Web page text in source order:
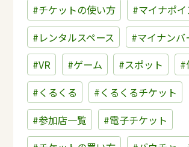
#チケットの使い方
#マイナポイ
#レンタルスペース
#マイナンバ
#VR
#ゲーム #スポット
#
#くるくる
#くるくるチケット
#参加店一覧
#電子チケット